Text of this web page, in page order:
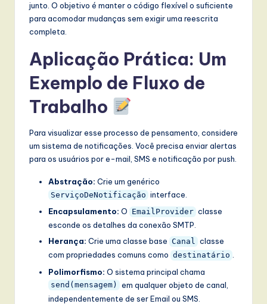
junto. O objetivo é manter o código flexível o suficiente
para acomodar mudanças sem exigir uma reescrita
completa.
Aplicação Prática: Um
Exemplo de Fluxo de
Trabalho
Para visualizar esse processo de pensamento, considere
um sistema de notificações. Você precisa enviar alertas
para os usuários por e-mail, SMS e notificação por push.
Abstração: Crie um genérico
ServiçoDeNotificação interface.
Encapsulamento: O EmailProvider classe
esconde os detalhes da conexão SMTP.
Herança: Crie uma classe base Canal classe
com propriedades comuns como destinatário .
Polimorfismo: O sistema principal chama
send(mensagem) em qualquer objeto de canal,
independentemente de ser Email ou SMS.